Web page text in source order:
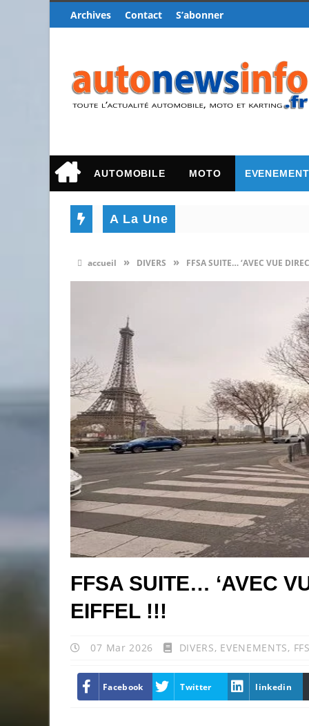
Archives Contact S’abonner
AUTOMOBILE MOTO
A La Une
accueil » DIVERS » FFSA SUITE… ‘AVEC VUE
FFSA SUITE… ‘AVEC
EIFFEL !!!
07 Mar 2026 DIVERS, EVENEMENTS,
Facebook Twitter linkedin